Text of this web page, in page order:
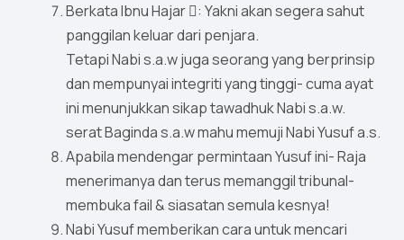
Berkata Ibnu Hajar : Yakni akan segera sahut
panggilan keluar dari penjara.
Tetapi Nabi s.a.w juga seorang yang berprinsip
dan mempunyai integriti yang tinggi- cuma ayat
ini menunjukkan sikap tawadhuk Nabi s.a.w.
serat Baginda s.a.w mahu memuji Nabi Yusuf a.s.
Apabila mendengar permintaan Yusuf ini- Raja
menerimanya dan terus memanggil tribunal-
membuka fail & siasatan semula kesnya!
Nabi Yusuf memberikan cara untuk mencari